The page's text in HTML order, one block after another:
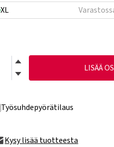
XL
LISÄÄ
Työsuhdepyörätilaus
Kysy lisää tuotteesta